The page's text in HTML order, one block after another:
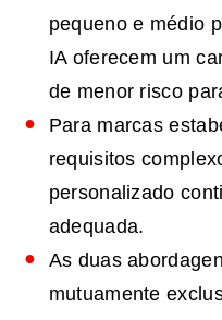
pequeno e médio
IA oferecem um
de menor risco
Para marcas
requisitos
personalizado
adequada.
As duas
mutuamente